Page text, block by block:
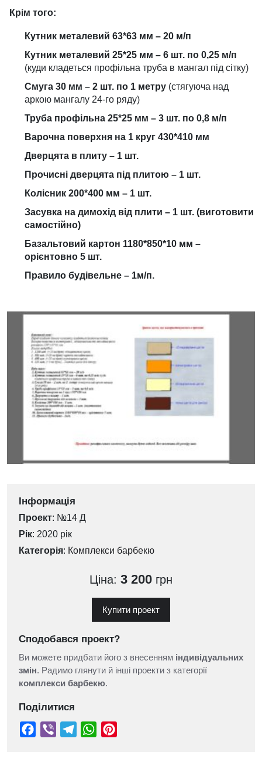
Крім того:
Кутник металевий 63*63 мм – 20 м/п
Кутник металевий 25*25 мм – 6 шт. по 0,25 м/п
(куди кладеться профільна труба в мангал під сітку)
Смуга 30 мм – 2 шт. по 1 метру (стягуюча над
аркою мангалу 24-го ряду)
Труба профільна 25*25 мм – 3 шт. по 0,8 м/п
Варочна поверхня на 1 круг 430*410 мм
Дверцята в плиту – 1 шт.
Прочисні дверцята під плитою – 1 шт.
Колісник 200*400 мм – 1 шт.
Засувка на димохід від плити – 1 шт. (виготовити
самостійно)
Базальтовий картон 1180*850*10 мм –
орієнтовно 5 шт.
Правило будівельне – 1м/п.
Інформація
Проект: №14 Д
Рік: 2020 рік
Категорія: Комплекси барбекю
Ціна: 3 200 грн
Купити проект
Сподобався проект?
Ви можете придбати його з внесенням індивідуальних
змін. Радимо глянути й інші проекти з категорії
комплекси барбекю.
Поділитися